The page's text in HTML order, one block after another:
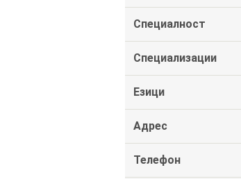
Специалност
Специализации
Езици
Адрес
Телефон